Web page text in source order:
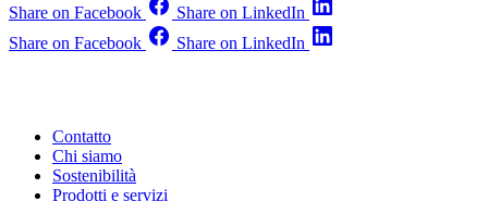
Share on Facebook
Share on LinkedIn
Share on Facebook
Share on LinkedIn
Contatto
Chi siamo
Sostenibilità
Prodotti e servizi